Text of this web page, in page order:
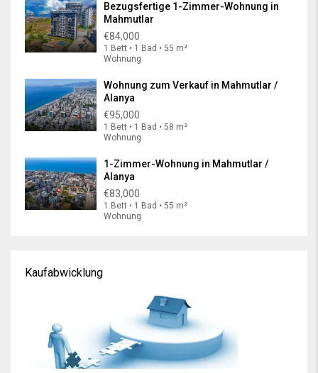
Bezugsfertige 1-Zimmer-Wohnung in
Mahmutlar
€84,000
1 Bett • 1 Bad • 55 m²
Wohnung
Wohnung zum Verkauf in Mahmutlar /
Alanya
€95,000
1 Bett • 1 Bad • 58 m²
Wohnung
1-Zimmer-Wohnung in Mahmutlar /
Alanya
€83,000
1 Bett • 1 Bad • 55 m²
Wohnung
Kaufabwicklung